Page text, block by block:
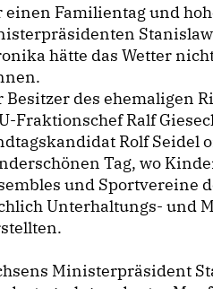
einen Familientag und
hätte das Wetter
Besitzer des ehemaligen
Fraktionschef Ralf
Rolf Seidel
Tag, wo
und Sportvereine
Unterhaltungs- und
Ministerpräsident